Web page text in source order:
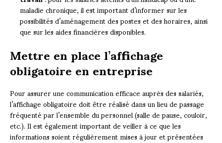
maladie chronique, il est important d’informer sur les
possibilités d’aménagement des postes et des horaires, ainsi
que sur les aides financières disponibles.
Mettre en place l’affichage
obligatoire en entreprise
Pour assurer une communication efficace auprès des salariés,
l’affichage obligatoire doit être réalisé dans un lieu de passage
fréquenté par l’ensemble du personnel (salle de pause, couloir,
etc.). Il est également important de veiller à ce que les
informations soient régulièrement mises à jour et présentées